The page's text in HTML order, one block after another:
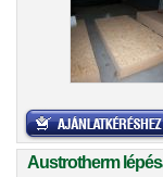
Austrotherm